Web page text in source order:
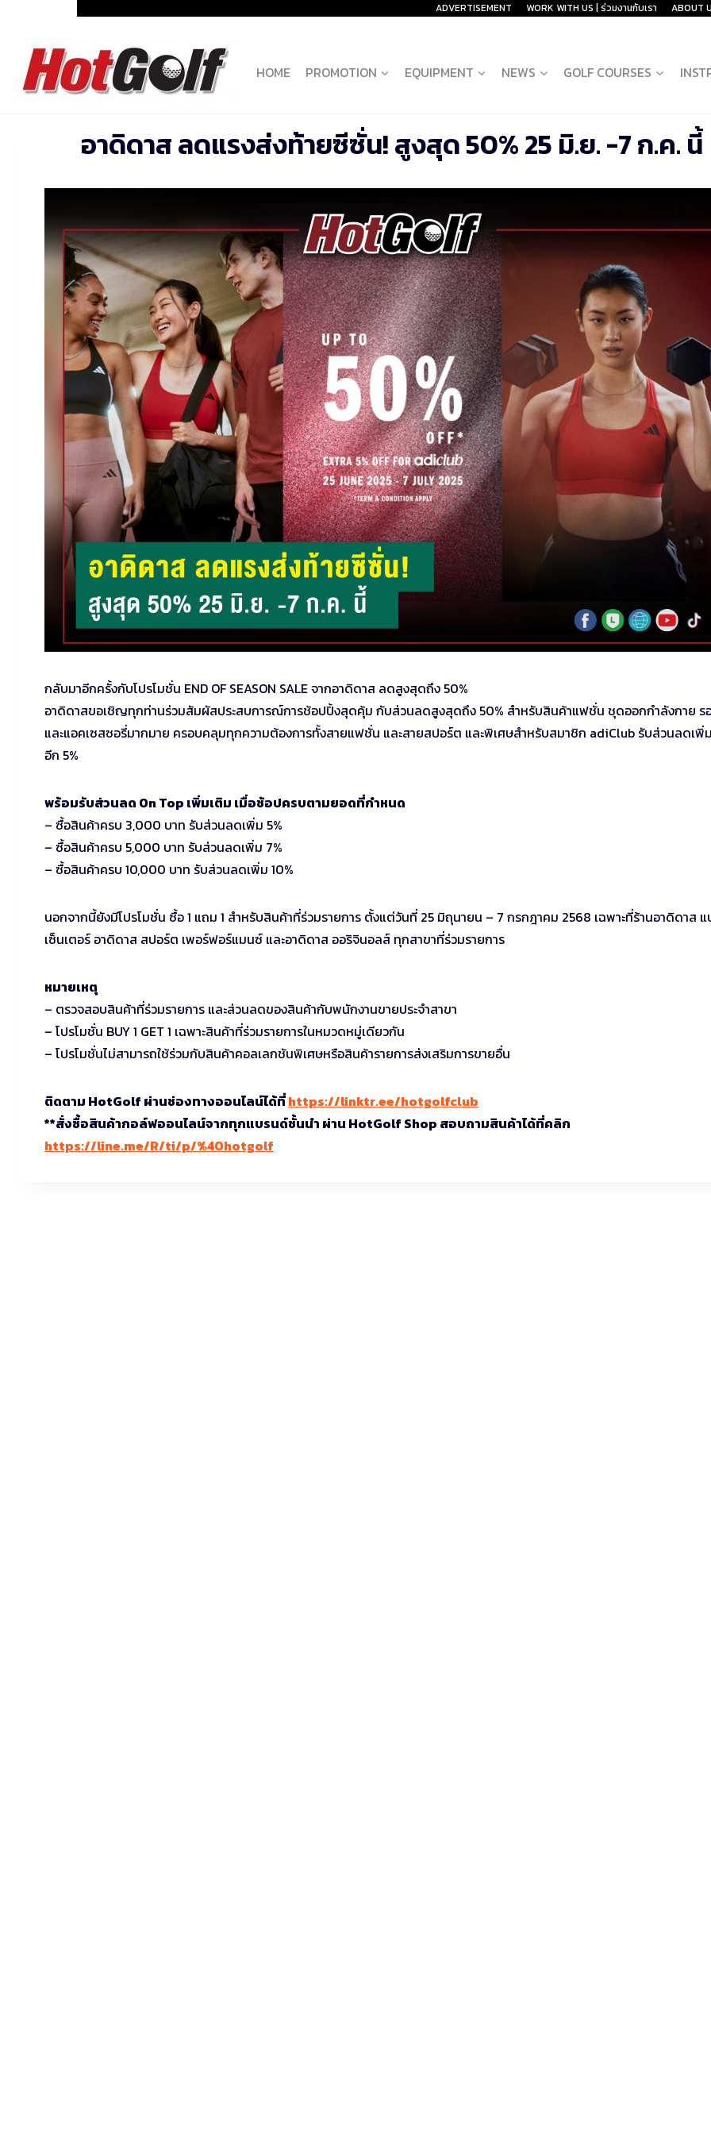
content
ADVERTISEMENT WORK WITH US | ร่วมงานกับเรา ABOUT
HOME PROMOTION EQUIPMENT NEWS GOLF COURSES
อาดิดาส ลดแรงส่งท้ายซีซั่น! สูงสุด 50% 25 มิ.ย. -7 ก.ค. นี้
กลับมาอีกครั้งกับโปรโมชั่น END OF SEASON SALE จากอาดิดาส ลดสูงสุดถึง 50%
อาดิดาสขอเชิญทุกท่านร่วมสัมผัสประสบการณ์การช้อปปิ้งสุดคุ้ม กับส่วนลดสูงสุดถึง 50% สำหรับสินค้าแฟชั่น ชุดออกกำลังกาย รอ
และแอคเซสซอรี่มากมาย ครอบคลุมทุกความต้องการทั้งสายแฟชั่น และสายสปอร์ต และพิเศษสำหรับสมาชิก adiClub รับส่วนลดเพิ่
อีก 5%
พร้อมรับส่วนลด On Top เพิ่มเติม เมื่อช้อปครบตามยอดที่กำหนด
– ซื้อสินค้าครบ 3,000 บาท รับส่วนลดเพิ่ม 5%
– ซื้อสินค้าครบ 5,000 บาท รับส่วนลดเพิ่ม 7%
– ซื้อสินค้าครบ 10,000 บาท รับส่วนลดเพิ่ม 10%
นอกจากนี้ยังมีโปรโมชั่น ซื้อ 1 แถม 1 สำหรับสินค้าที่ร่วมรายการ ตั้งแต่วันที่ 25 มิถุนายน – 7 กรกฎาคม 2568 เฉพาะที่ร้านอาดิดาส
เซ็นเตอร์ อาดิดาส สปอร์ต เพอร์ฟอร์แมนซ์ และอาดิดาส ออริจินอลส์ ทุกสาขาที่ร่วมรายการ
หมายเหตุ
– ตรวจสอบสินค้าที่ร่วมรายการ และส่วนลดของสินค้ากับพนักงานขายประจำสาขา
– โปรโมชั่น BUY 1 GET 1 เฉพาะสินค้าที่ร่วมรายการในหมวดหมู่เดียวกัน
– โปรโมชั่นไม่สามารถใช้ร่วมกับสินค้าคอลเลกชันพิเศษหรือสินค้ารายการส่งเสริมการขายอื่น
ติดตาม HotGolf ผ่านช่องทางออนไลน์ได้ที่https://linktr.ee/hotgolfclub
**สั่งซื้อสินค้ากอล์ฟออนไลน์จากทุกแบรนด์ชั้นนำ ผ่าน HotGolf Shop สอบถามสินค้าได้ที่คลิก
https://line.me/R/ti/p/%40hotgolf